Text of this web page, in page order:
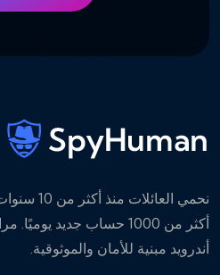
نحمي العائلات منذ
أكثر من 1000 حساب جديد يوميًا.
أندرويد مبنية للأمان والموثوقية.